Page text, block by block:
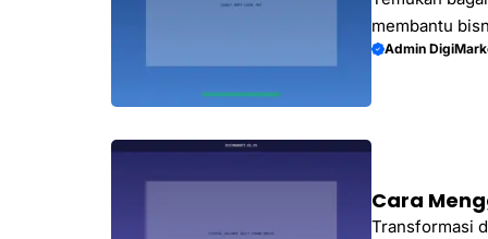
membantu
mesin pencari
Admin
Cara
Transformasi